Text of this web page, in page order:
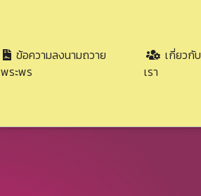
ข้อความลงนามถวาย
พระพร
เกี่ยวกับ
เรา